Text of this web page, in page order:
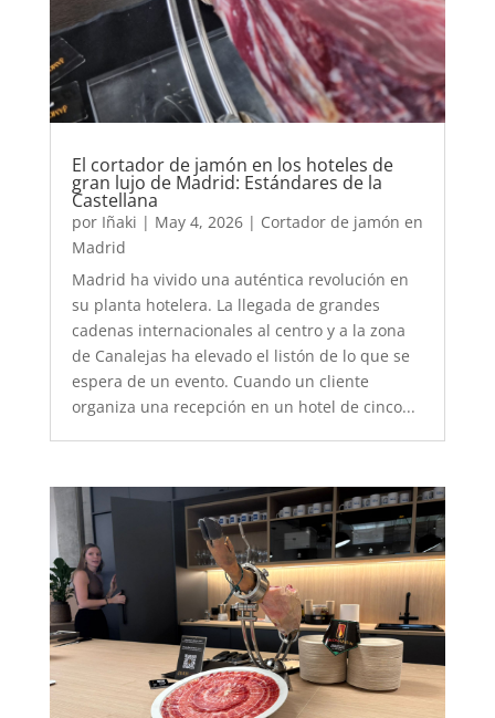
El cortador de jamón en los hoteles de
gran lujo de Madrid: Estándares de la
Castellana
por Iñaki | May 4, 2026| Cortador de jamón en
Madrid
Madrid ha vivido una auténtica revolución en
su planta hotelera. La llegada de grandes
cadenas internacionales al centro y a la zona
de Canalejas ha elevado el listón de lo que se
espera de un evento. Cuando un cliente
organiza una recepción en un hotel de cinco...